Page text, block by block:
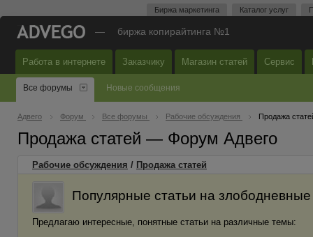
Биржа маркетинга Каталог услуг
— биржа копирайтинга №1
Работа в интернете Заказчику Магазин статей Сервис
Все форумы Новые сообщения
Адвего Форум Все форумы Рабочие обсуждения Продажа
Продажа статей — Форум Адвего
Рабочие обсуждения / Продажа статей
Популярные статьи на
Предлагаю интересные, понятные статьи на различные темы: